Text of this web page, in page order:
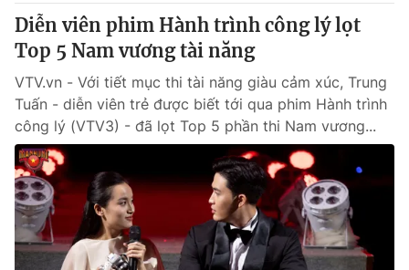
Chuyên mục
Chính trị
Xã hội
Pháp luật
Y tế
Thế giới
Diễn viên phim Hành trình công lý lọt
Top 5 Nam vương tài năng
VTV.vn - Với tiết mục thi tài năng giàu cảm xúc, Trung
Tuấn - diễn viên trẻ được biết tới qua phim Hành trình
công lý (VTV3) - đã lọt Top 5 phần thi Nam vương...